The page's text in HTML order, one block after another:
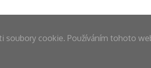
soubory cookie. Používáním tohoto